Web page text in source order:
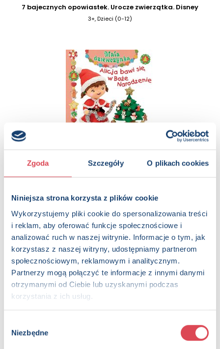
Zgoda Szczegóły O plikach cookies
Niniejsza strona korzysta z plików cookie
Wykorzystujemy pliki cookie do spersonalizowania treści
i reklam, aby oferować funkcje społecznościowe i
analizować ruch w naszej witrynie. Informacje o tym, jak
korzystasz z naszej witryny, udostępniamy partnerom
społecznościowym, reklamowym i analitycznym.
Partnerzy mogą połączyć te informacje z innymi danymi
otrzymanymi od Ciebie lub uzyskanymi podczas
korzystania z ich usług.
zgody
Niezbędne
7 bajecznych opowiastek. Urocze zwierzątka. Disney
3+, Dzieci (0-12)
1+, Dzieci (0-12)
Alicja w Krainie Czarów. Moje bajeczki. Rozkładanki
4+, Dzieci (0-12)